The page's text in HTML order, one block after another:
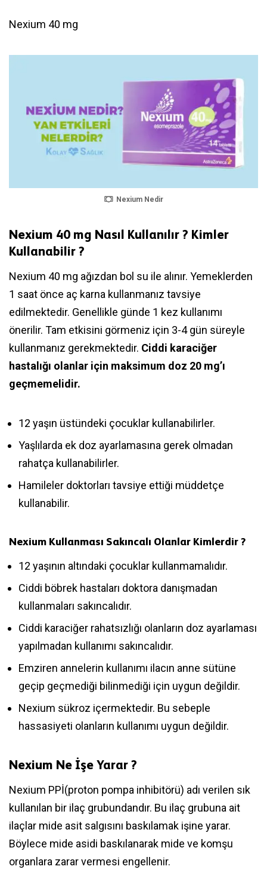
Nexium 40 mg
Nexium Nedir
Nexium 40 mg Nasıl Kullanılır ? Kimler
Kullanabilir ?
Nexium 40 mg ağızdan bol su ile alınır. Yemeklerden
1 saat önce aç karna kullanmanız tavsiye
edilmektedir. Genellikle günde 1 kez kullanımı
önerilir. Tam etkisini görmeniz için 3-4 gün süreyle
kullanmanız gerekmektedir. Ciddi karaciğer
hastalığı olanlar için maksimum doz 20 mg’ı
geçmemelidir.
12 yaşın üstündeki çocuklar kullanabilirler.
Yaşlılarda ek doz ayarlamasına gerek olmadan
rahatça kullanabilirler.
Hamileler doktorları tavsiye ettiği müddetçe
kullanabilir.
Nexium Kullanması Sakıncalı Olanlar Kimlerdir ?
12 yaşının altındaki çocuklar kullanmamalıdır.
Ciddi böbrek hastaları doktora danışmadan
kullanmaları sakıncalıdır.
Ciddi karaciğer rahatsızlığı olanların doz ayarlaması
yapılmadan kullanımı sakıncalıdır.
Emziren annelerin kullanımı ilacın anne sütüne
geçip geçmediği bilinmediği için uygun değildir.
Nexium sükroz içermektedir. Bu sebeple
hassasiyeti olanların kullanımı uygun değildir.
Nexium Ne İşe Yarar ?
Nexium PPİ(proton pompa inhibitörü) adı verilen sık
kullanılan bir ilaç grubundandır. Bu ilaç grubuna ait
ilaçlar mide asit salgısını baskılamak işine yarar.
Böylece mide asidi baskılanarak mide ve komşu
organlara zarar vermesi engellenir.